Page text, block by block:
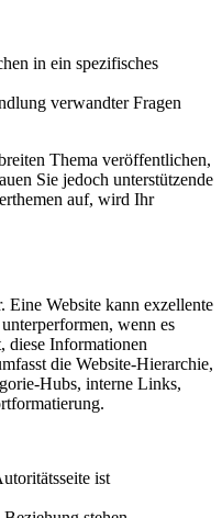
in ein spezifisches
verwandter Fragen
Thema veröffentlichen,
Sie jedoch unterstützende
auf, wird Ihr
Eine Website kann exzellente
wenn es
diese Informationen
die Website-Hierarchie,
Hubs, interne Links,
ist